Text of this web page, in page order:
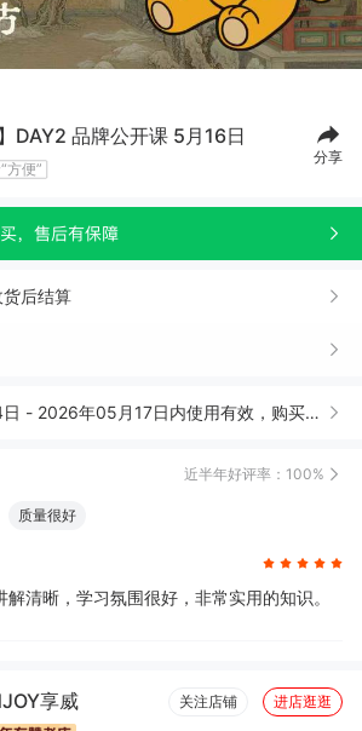
DAY2 品牌公开课 5月16日
方便”
分享
货后结算
- 2026年05月17日内使用有效，购买
近半年好评率：100%
质量很好
清晰，学习氛围很好，非常实用的知识。
享威 关注店铺 进店逛逛